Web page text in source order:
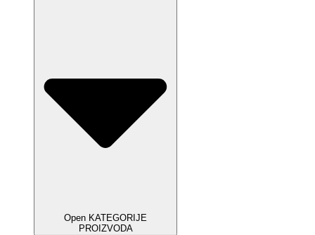
Open KATEGORIJE
PROIZVODA